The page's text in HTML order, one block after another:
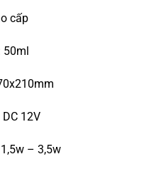
cấp
12V
– 3,5w